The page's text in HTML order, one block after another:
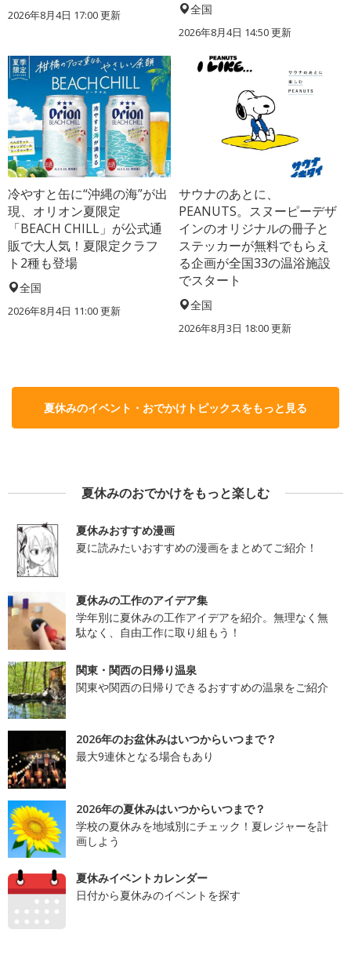
2026年8月4日 17:00更新 全国
2026年8月4日 14:50更新
冷やすと缶に“沖縄の海”が出
現、オリオン夏限定
「BEACH CHILL」が公式通
販で大人気！夏限定クラフ
ト2種も登場
全国
2026年8月4日 11:00更新
サウナのあとに、
PEANUTS。スヌーピーデザ
インのオリジナルの冊子と
ステッカーが無料でもらえ
る企画が全国33の温浴施設
でスタート
全国
2026年8月3日 18:00更新
夏休みのイベント・おでかけトピックスをもっと見る
夏休みのおでかけをもっと楽しむ
夏休みおすすめ漫画
夏に読みたいおすすめの漫画をまとめてご紹介！
夏休みの工作のアイデア集
学年別に夏休みの工作アイデアを紹介。無理なく無
駄なく、自由工作に取り組もう！
関東・関西の日帰り温泉
関東や関西の日帰りできるおすすめの温泉をご紹介
2026年のお盆休みはいつからいつまで？
最大9連休となる場合もあり
2026年の夏休みはいつからいつまで？
学校の夏休みを地域別にチェック！夏レジャーを計
画しよう
夏休みイベントカレンダー
日付から夏休みのイベントを探す